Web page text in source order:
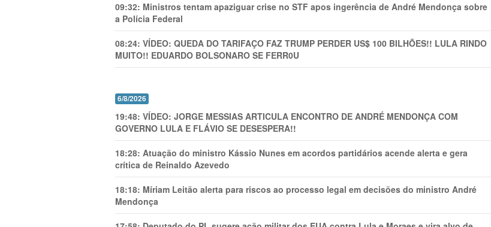
09:32: Ministros tentam apaziguar crise no STF apos ingerência de André Mendonça sobre
a Polícia Federal
08:24: VÍDEO: QUEDA DO TARIFAÇO FAZ TRUMP PERDER US$ 100 BILHÕES!! LULA RINDO
MUITO!! EDUARDO BOLSONARO SE FERR0U
6/8/2026
19:48: VÍDEO: JORGE MESSIAS ARTICULA ENCONTRO DE ANDRÉ MENDONÇA COM
GOVERNO LULA E FLÁVIO SE DESESPERA!!
18:28: Atuação do ministro Kássio Nunes em acordos partidários acende alerta e gera
crítica de Reinaldo Azevedo
18:18: Míriam Leitão alerta para riscos ao processo legal em decisões do ministro André
Mendonça